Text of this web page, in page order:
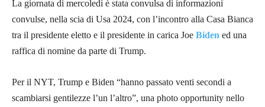
La giornata di mercoledì è stata convulsa di informazioni
convulse, nella scia di Usa 2024, con l’incontro alla Casa Bianca
tra il presidente eletto e il presidente in carica Joe Biden ed una
raffica di nomine da parte di Trump.
Per il NYT, Trump e Biden “hanno passato venti secondi a
scambiarsi gentilezze l’un l’altro”, una photo opportunity nello